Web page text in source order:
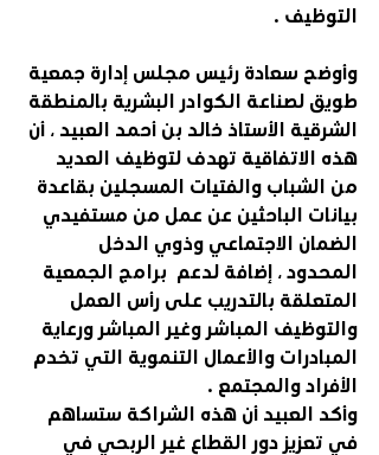
التوظيف .
وأوضح سعادة رئيس مجلس إدارة جمعية
طويق لصناعة الكوادر البشرية بالمنطقة
الشرقية الأستاذ خالد بن أحمد العبيد ، أن
هذه الاتفاقية تهدف لتوظيف العديد
من الشباب والفتيات المسجلين بقاعدة
بيانات الباحثين عن عمل من مستفيدي
الضمان الاجتماعي وذوي الدخل
المحدود ، إضافة لدعم  برامج الجمعية
المتعلقة بالتدريب على رأس العمل
والتوظيف المباشر وغير المباشر ورعاية
المبادرات والأعمال التنموية التي تخدم
الأفراد والمجتمع .
وأكد العبيد أن هذه الشراكة ستساهم
في تعزيز دور القطاع غير الربحي في